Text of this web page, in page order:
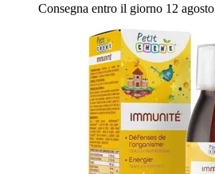
Consegna entro il giorno 12 agosto